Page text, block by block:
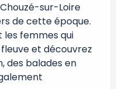
sur-Loire
de cette époque.
les femmes qui
et découvrez
des balades en